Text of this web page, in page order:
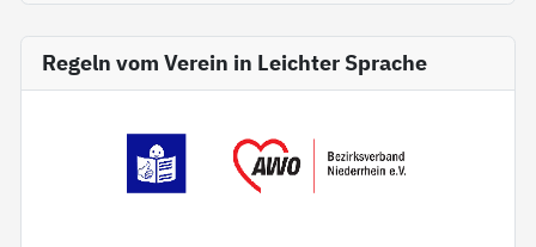
Regeln vom Verein in Leichter Sprache